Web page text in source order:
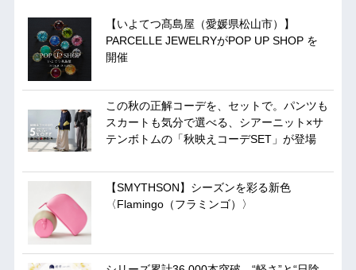
【いよてつ髙島屋（愛媛県松山市）】
PARCELLE JEWELRYがPOP UP SHOP を
開催
この秋の正解コーデを、セットで。パンツも
スカートも気分で選べる、シアーニット×サ
テンボトムの「秋映えコーデSET」が登場
【SMYTHSON】シーズンを彩る新色
〈Flamingo（フラミンゴ）〉